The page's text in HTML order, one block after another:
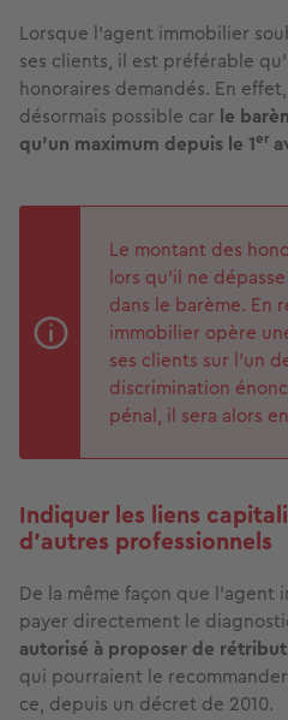
Lorsque l’agent immobilier
ses clients, il est préférable
honoraires demandés. En
désormais possible car le
qu’un maximum depuis le 1er
Le montant des
lors qu’il ne
dans le barème. En
immobilier opère
ses clients sur l’un
discrimination
pénal, il sera alors
Indiquer les liens
d’autres professionnels
De la même façon que
payer directement le
autorisé à proposer de
qui pourraient le
ce, depuis un décret de 2010.